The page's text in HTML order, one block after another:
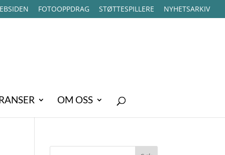
FOTOOPPDRAG STØTTESPILLERE NYHETSARKIV
OM OSS